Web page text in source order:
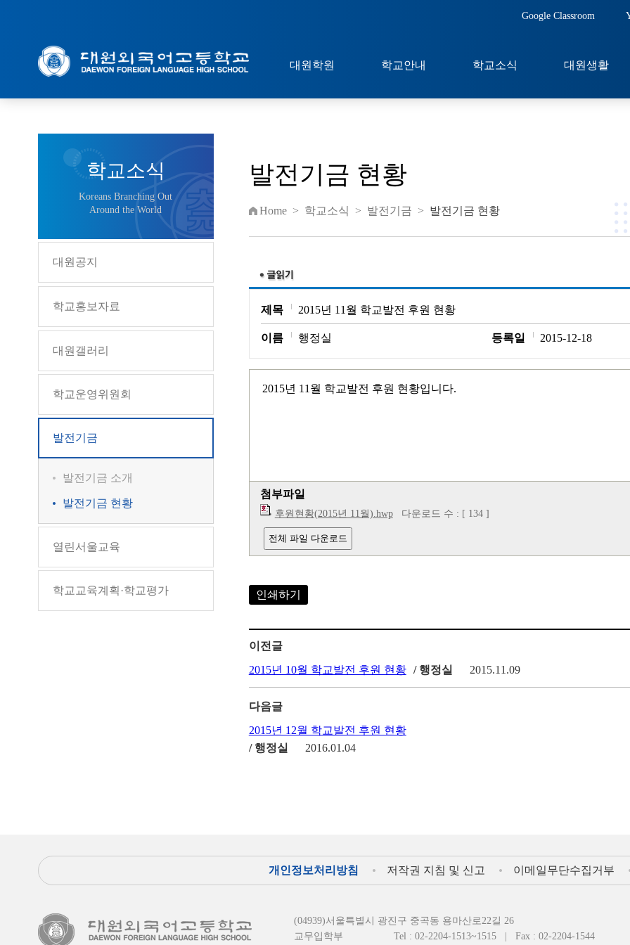
Google Classroom
대원학원 학교안내 학교소식 대원생활
학교소식
Koreans Branching Out
Around the World
대원공지
학교홍보자료
대원갤러리
학교운영위원회
발전기금
발전기금 소개
발전기금 현황
열린서울교육
학교교육계획·학교평가
발전기금 현황
Home > 학교소식 > 발전기금 > 발전기금 현황
제목 2015년 11월 학교발전 후원 현황
이름 행정실 등록일 2015-12-18
2015년 11월 학교발전 후원 현황입니다.
첨부파일
후원현황(2015년 11월).hwp다운로드 수 : [ 134 ]
전체 파일 다운로드
인쇄하기
이전글
2015년 10월 학교발전 후원 현황
/ 행정실 2015.11.09
다음글
2015년 12월 학교발전 후원 현황
/ 행정실
2016.01.04
개인정보처리방침 저작권 지침 및 신고 이메일무단수집거부
(04939)서울특별시 광진구 중곡동 용마산로22길 26
교무입학부
Tel : 02-2204-1513~1515 Fax : 02-2204-1544